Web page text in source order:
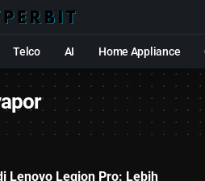
Telco AI Home Appliance
Lenovo Legion Pro: Lebih